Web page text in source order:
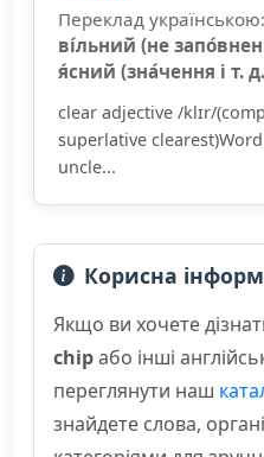
Переклад українською:
ві́льний (не
я́сний (зна́чення і т.
clear adjective /klɪr/
superlative
uncle...
Корисна
Якщо ви хочете
chipабо інші
переглянути наш
знайдете слова,